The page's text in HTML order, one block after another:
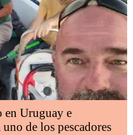
en Uruguay e
de los pescadores